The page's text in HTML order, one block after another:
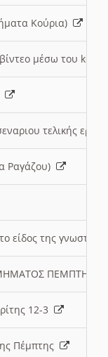
Κούρια)
βίντεο μέσω του
τελικής
Ραγάζου)
το είδος της
12-3
Πέμπτης